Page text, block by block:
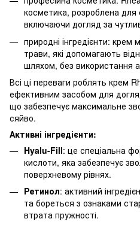
косметика, розроблена для
включаючи догляд за
природні інгредієнти: крем
трави, які допомагають
шляхом, без використання
Всі ці переваги роблять крем
ефективним засобом для
що забезпечує максимальне
сяйво.
Активні інгредієнти:
Hyalu-Fill: це спеціальна
кислоти, яка забезпечує
поверхневому рівнях.
Ретинол: активний
та бореться з ознаками
втрата пружності.